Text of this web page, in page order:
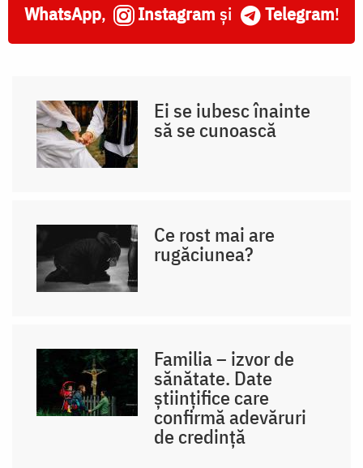
WhatsApp, Instagram și Telegram!
Ei se iubesc înainte
să se cunoască
Ce rost mai are
rugăciunea?
Familia – izvor de
sănătate. Date
științifice care
confirmă adevăruri
de credință